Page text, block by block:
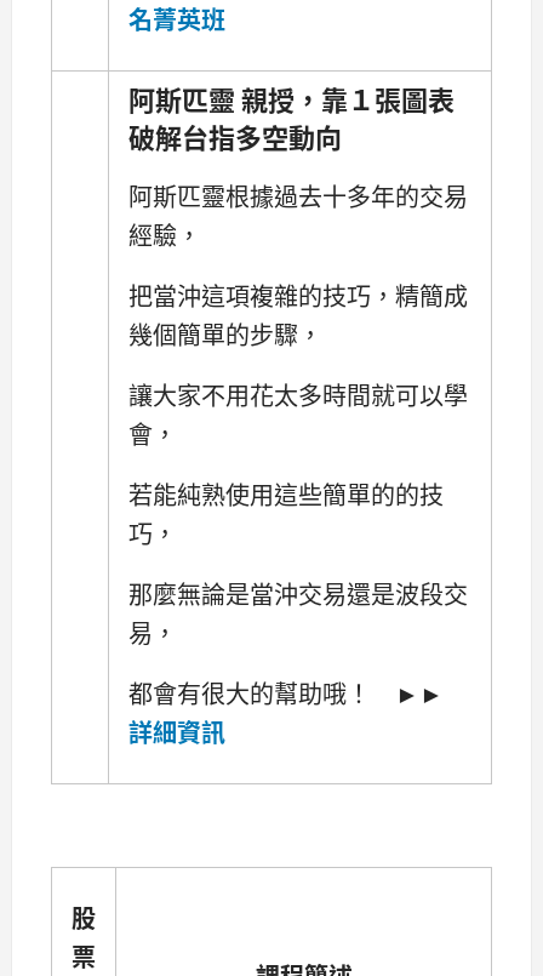
名菁英班
阿斯匹靈 親授，靠１張圖表
破解台指多空動向
阿斯匹靈根據過去十多年的交易
經驗，
把當沖這項複雜的技巧，精簡成
幾個簡單的步驟，
讓大家不用花太多時間就可以學
會，
若能純熟使用這些簡單的的技
巧，
那麼無論是當沖交易還是波段交
易，
都會有很大的幫助哦！ ►►
詳細資訊
股
票